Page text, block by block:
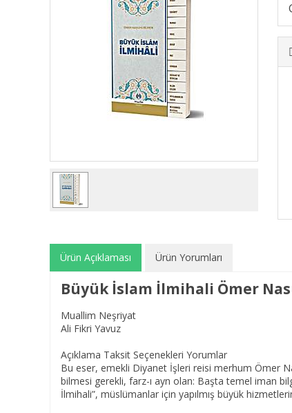
Ürün Açıklaması Ürün Yorumları
Büyük İslam İlmihali Ömer
Muallim Neşriyat
Ali Fikri Yavuz
Açıklama Taksit Seçenekleri Yorumlar
Bu eser, emekli Diyanet İşleri reisi merhum Ömer
bilmesi gerekli, farz-ı ayn olan: Başta temel iman
İlmihali”, müslümanlar için yapılmış büyük